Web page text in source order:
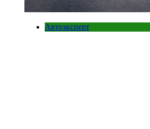
Автоэксперт